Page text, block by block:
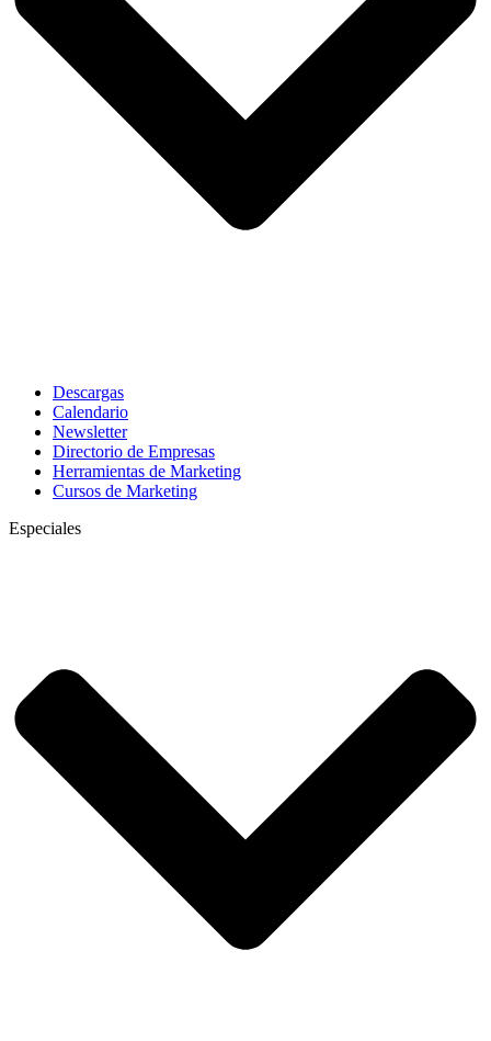
Descargas
Calendario
Newsletter
Directorio de Empresas
Herramientas de Marketing
Cursos de Marketing
Especiales